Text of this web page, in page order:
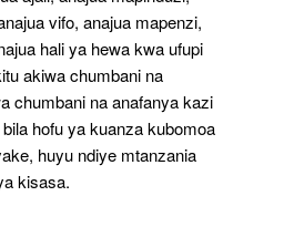
vifo, anajua mapenzi,
hali ya hewa kwa ufupi
akiwa chumbani na
chumbani na anafanya kazi
hofu ya kuanza kubomoa
huyu ndiye mtanzania
kisasa.